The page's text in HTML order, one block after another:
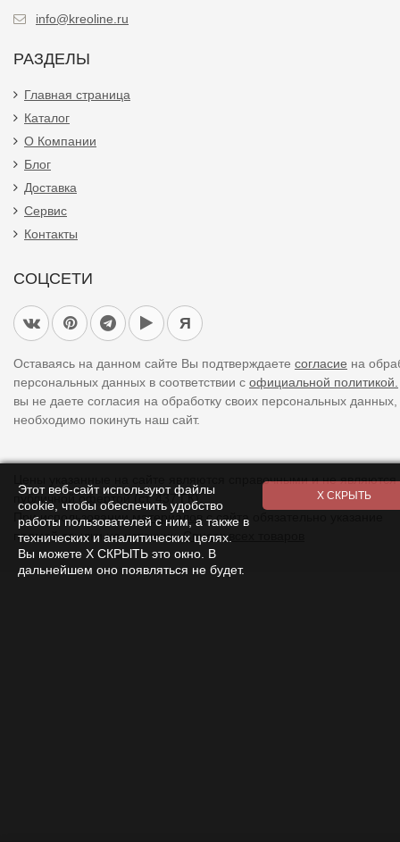
info@kreoline.ru
РАЗДЕЛЫ
Главная страница
Каталог
О Компании
Блог
Доставка
Сервис
Контакты
СОЦСЕТИ
Я
Оставаясь на данном сайте Вы подтверждаете согласие на
персональных данных в соответствии с официальной политикой.
вы не даете согласия на обработку своих персональных
необходимо покинуть наш сайт.
Цены указанные на сайте являются справочными и не являются
публичной офертой (ст. 437 ГК).
При использовании материалов с сайта обязательно указание
прямой ссылки на источник.Список всех товаров
Этот веб-сайт используют файлы
cookie, чтобы обеспечить удобство
работы пользователей с ним, а также в
технических и аналитических целях.
Вы можете Х СКРЫТЬ это окно. В
дальнейшем оно появляться не будет.